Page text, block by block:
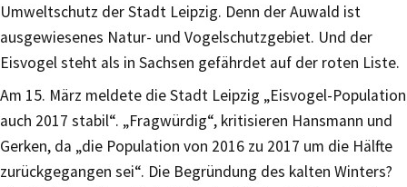
Umweltschutz der Stadt Leipzig. Denn der Auwald ist
ausgewiesenes Natur- und Vogelschutzgebiet. Und der
Eisvogel steht als in Sachsen gefährdet auf der roten Liste.
Am 15. März meldete die Stadt Leipzig „Eisvogel-Population
auch 2017 stabil“. „Fragwürdig“, kritisieren Hansmann und
Gerken, da „die Population von 2016 zu 2017 um die Hälfte
zurückgegangen sei“. Die Begründung des kalten Winters?